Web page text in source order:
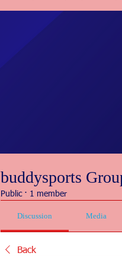
buddysports
Public · 1 member
Discussion Media
Back